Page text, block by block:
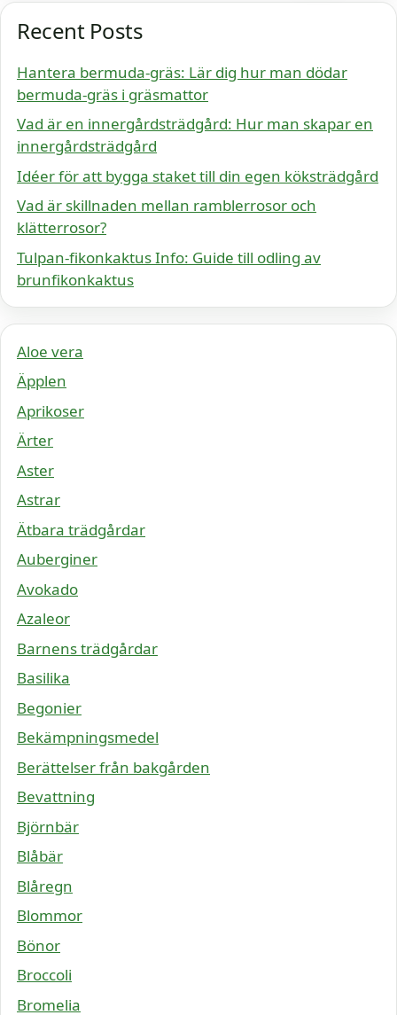
Recent Posts
Hantera bermuda-gräs: Lär dig hur man dödar
bermuda-gräs i gräsmattor
Vad är en innergårdsträdgård: Hur man skapar en
innergårdsträdgård
Idéer för att bygga staket till din egen köksträdgård
Vad är skillnaden mellan ramblerrosor och
klätterrosor?
Tulpan-fikonkaktus Info: Guide till odling av
brunfikonkaktus
Aloe vera
Äpplen
Aprikoser
Ärter
Aster
Astrar
Ätbara trädgårdar
Auberginer
Avokado
Azaleor
Barnens trädgårdar
Basilika
Begonier
Bekämpningsmedel
Berättelser från bakgården
Bevattning
Björnbär
Blåbär
Blåregn
Blommor
Bönor
Broccoli
Bromelia